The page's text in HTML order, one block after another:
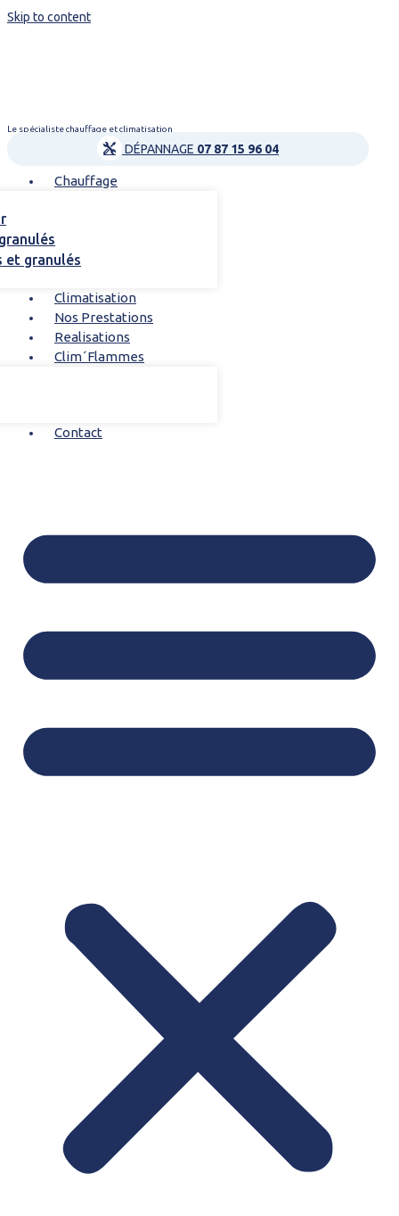
Skip to content
Le spécialiste chauffage et climatisation
DÉPANNAGE 07 87 15 96 04
Chauffage
et granulés
Climatisation
Nos Prestations
Realisations
Clim´Flammes
Contact